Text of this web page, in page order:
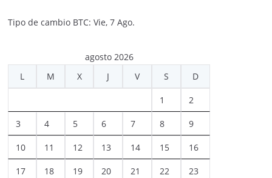
Tipo de cambio BTC: Vie, 7 Ago.
agosto 2026
L
M X J V S D
1 2
3 4 5 6 7 8 9
10 11 12 13 14 15 16
17 18 19 20 21 22 23